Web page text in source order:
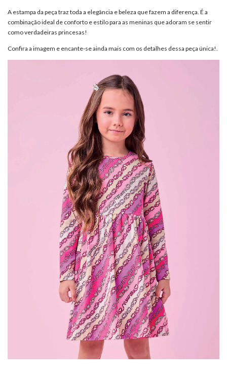
A estampa da peça traz toda a elegância e beleza que fazem a diferença. É a
combinação ideal de conforto e estilo para as meninas que adoram se sentir
como verdadeiras princesas!
Confira a imagem e encante-se ainda mais com os detalhes dessa peça única!.